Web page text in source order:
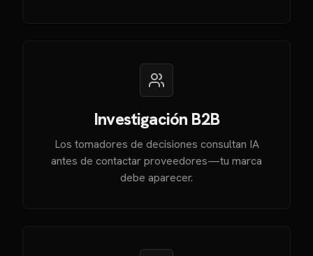
Investigación B2B
Los tomadores de decisiones consultan IA
antes de contactar proveedores—tu marca
debe aparecer.